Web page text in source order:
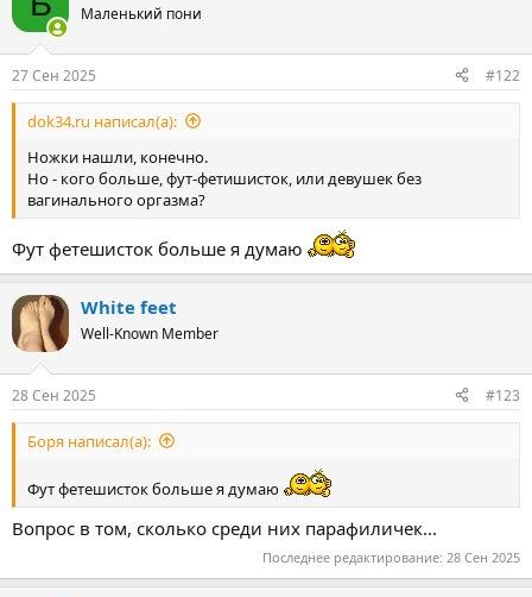
мог бы довериться полностью, а она бы доверилась мне.
Без фальши, интриг, "гостинга" и снобизма. Ведь сколь
бы ни была важна сексуальность, человечность не
менее важна!!
Ну в целом как-то так, а остальные нюансы, если
Последнее редактирование:
Р
а
к
ц
и
и
:
Свидетель
и
Маленький пони
27 Сен 2025 #122
dok34.ru написал(а):
Ножки нашли, конечно.
Но - кого больше, фут-фетишисток, или девушек без
вагинального оргазма?
Фут фетешисток больше я думаю
White feet
Well-Known Member
28 Сен 2025 #123
Боpя написал(а):
Фут фетешисток больше я думаю
Вопрос в том, сколько среди них парафиличек...
Последнее редактирование: 28 Сен 2025